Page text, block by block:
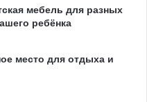
мебель для разных
ребёнка
место для отдыха и